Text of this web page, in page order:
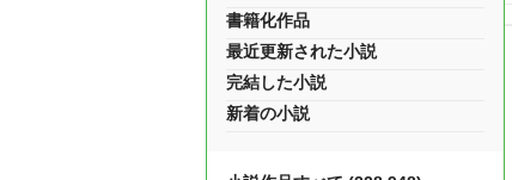
書籍化作品
最近更新された小説
完結した小説
新着の小説